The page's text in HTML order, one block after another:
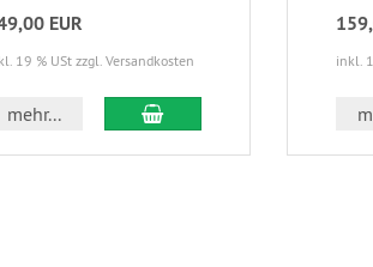
EUR
19 % USt zzgl. Versandkosten
mehr...
inkl.